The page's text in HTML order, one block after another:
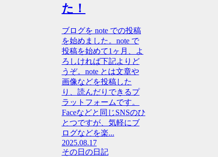
た！
ブログを note での投稿
を始めました。note で
投稿を始めて1ヶ月、よ
ろしければ下記よりど
うぞ。note とは文章や
画像などを投稿した
り、読んだりできるプ
ラットフォームです。
Faceなどと同じSNSのひ
とつですが、気軽にブ
ログなどを楽...
2025.08.17
その日の日記